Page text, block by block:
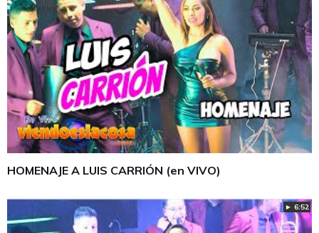
HOMENAJE A LUIS CARRIÓN (en VIVO)
► 6:52